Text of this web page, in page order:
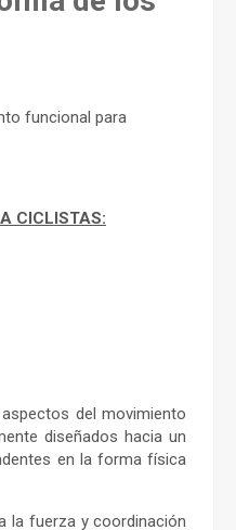
funcional para
CICLISTAS:
del movimiento
diseñados hacia un
en la forma física
la fuerza y coordinación